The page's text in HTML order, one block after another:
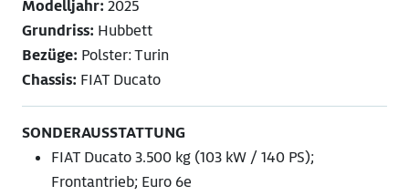
Modelljahr: 2025
Grundriss: Hubbett
Bezüge: Polster: Turin
Chassis: FIAT Ducato
SONDERAUSSTATTUNG
FIAT Ducato 3.500 kg (103 kW / 140 PS);
Frontantrieb; Euro 6e